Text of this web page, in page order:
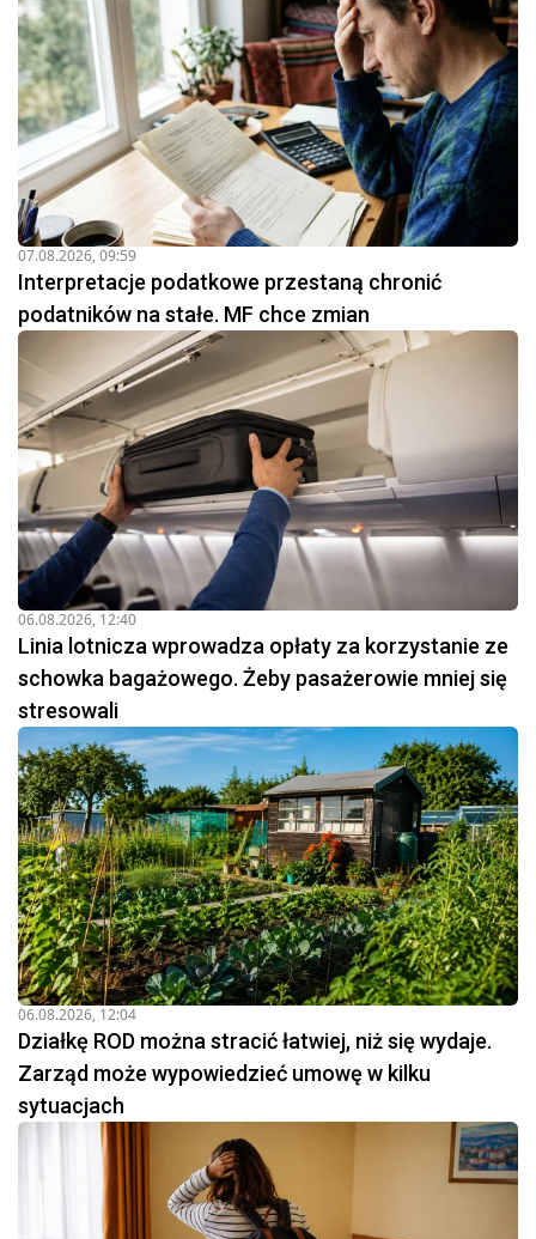
07.08.2026, 09:59
Interpretacje podatkowe przestaną chronić
podatników na stałe. MF chce zmian
06.08.2026, 12:40
Linia lotnicza wprowadza opłaty za korzystanie ze
schowka bagażowego. Żeby pasażerowie mniej się
stresowali
06.08.2026, 12:04
Działkę ROD można stracić łatwiej, niż się wydaje.
Zarząd może wypowiedzieć umowę w kilku
sytuacjach